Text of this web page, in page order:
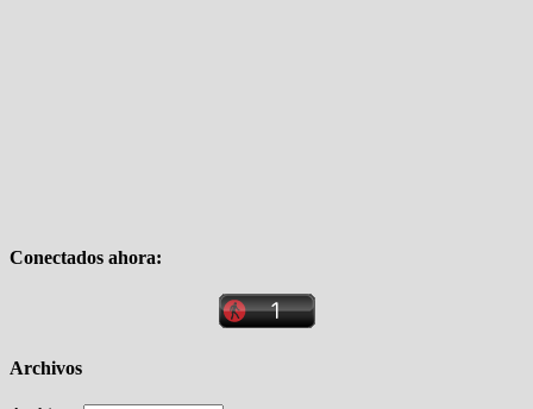
Conectados ahora:
Archivos